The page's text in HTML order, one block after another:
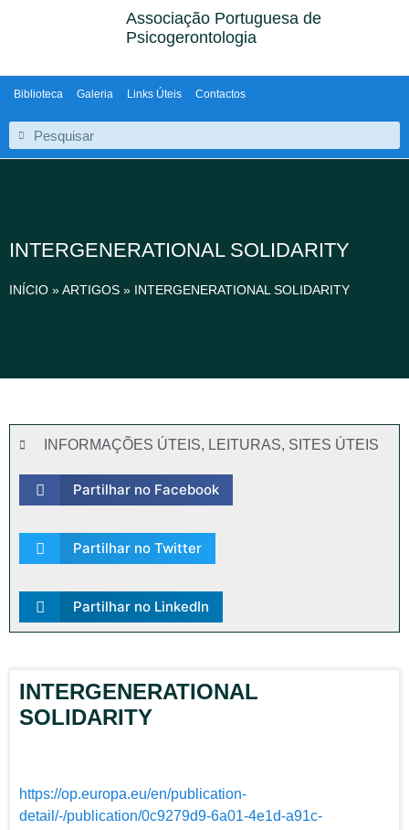
Associação Portuguesa de
Psicogerontologia
Biblioteca Galeria Links Úteis Contactos
INTERGENERATIONAL SOLIDARITY
INÍCIO »ARTIGOS » INTERGENERATIONAL SOLIDARITY
INFORMAÇÕES ÚTEIS, LEITURAS, SITES ÚTEIS
Partilhar no Facebook
Partilhar no Twitter
Partilhar no LinkedIn
INTERGENERATIONAL
SOLIDARITY
https://op.europa.eu/en/publication-
detail/-/publication/0c9279d9-6a01-4e1d-a91c-